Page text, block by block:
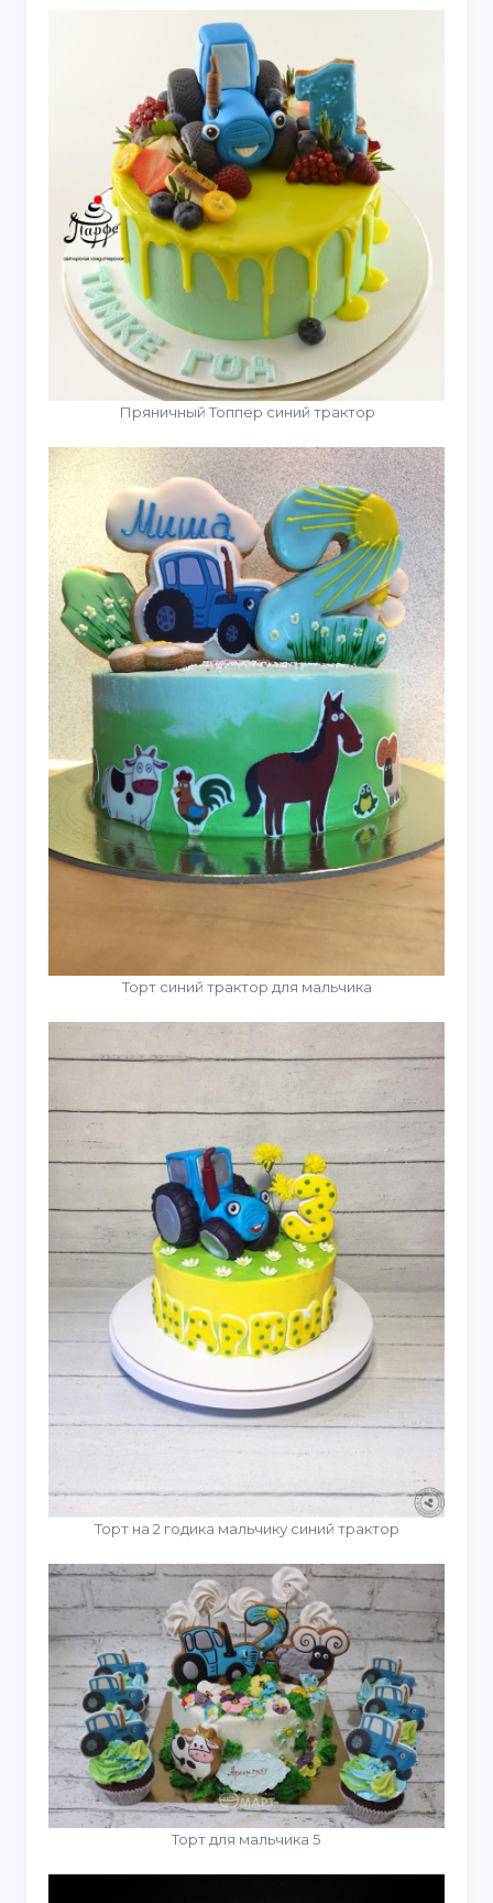
Пряничный Топпер синий трактор
Торт синий трактор для мальчика
Торт на 2 годика мальчику синий трактор
Торт для мальчика 5